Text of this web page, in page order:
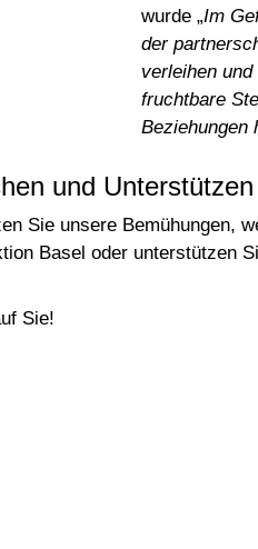
wurde „Im
der
verleihen
fruchtbare
Beziehungen
und Unterstützen
Sie unsere Bemühungen,
Basel oder unterstützen
Sie!